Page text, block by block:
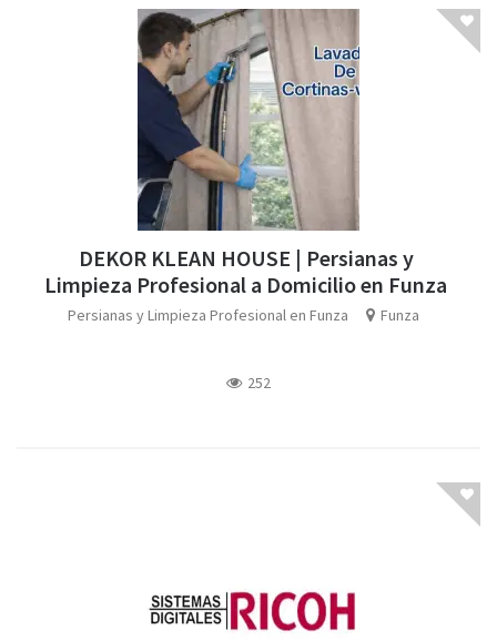
DEKOR KLEAN HOUSE | Persianas y
Limpieza Profesional a Domicilio en Funza
Persianas y Limpieza Profesional en Funza Funza
252